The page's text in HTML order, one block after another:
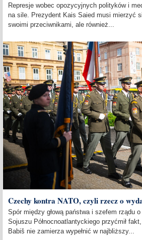
Represje wobec opozycyjnych polityków i
na sile. Prezydent Kais Saied musi mierzyć
swoimi przeciwnikami, ale również...
Czechy kontra NATO, czyli rzecz o
Spór między głową państwa i szefem rządu
Sojuszu Północnoatlantyckiego przyćmił
Babiš nie zamierza wypełnić w najbliższy...